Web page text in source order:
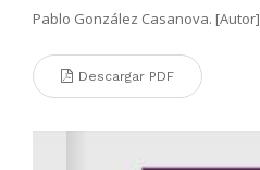
Pablo González Casanova. [Autor]
Descargar PDF